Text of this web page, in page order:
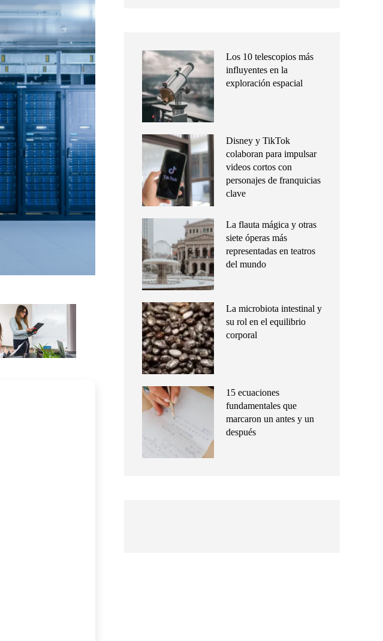
Los 10 telescopios más
influyentes en la
exploración espacial
Disney y TikTok
colaboran para impulsar
videos cortos con
personajes de franquicias
clave
La flauta mágica y otras
siete óperas más
representadas en teatros
del mundo
La microbiota intestinal y
su rol en el equilibrio
corporal
15 ecuaciones
fundamentales que
marcaron un antes y un
después